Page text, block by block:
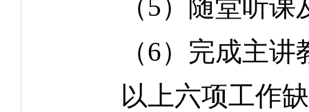
（5）随堂听课
（6）完成主讲教
以上六项工作缺